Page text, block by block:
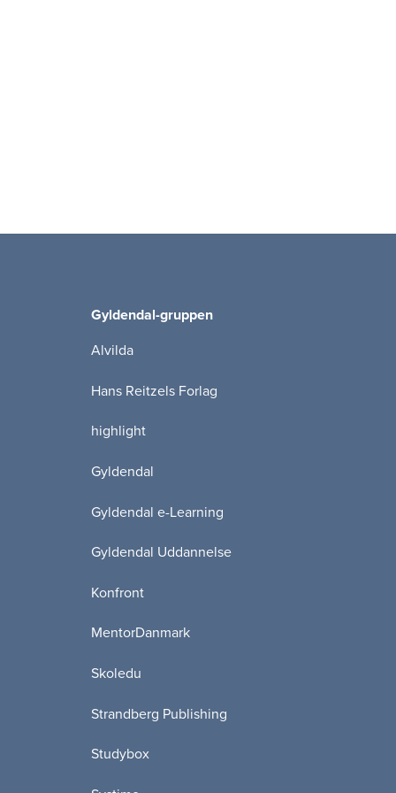
Gyldendal-gruppen
Alvilda
Hans Reitzels Forlag
highlight
Gyldendal
Gyldendal e-Learning
Gyldendal Uddannelse
Konfront
MentorDanmark
Skoledu
Strandberg Publishing
Studybox